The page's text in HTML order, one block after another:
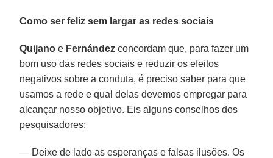
Como ser feliz sem largar as redes sociais
Quijano e Fernández concordam que, para fazer um
bom uso das redes sociais e reduzir os efeitos
negativos sobre a conduta, é preciso saber para que
usamos a rede e qual delas devemos empregar para
alcançar nosso objetivo. Eis alguns conselhos dos
pesquisadores:
— Deixe de lado as esperanças e falsas ilusões. Os